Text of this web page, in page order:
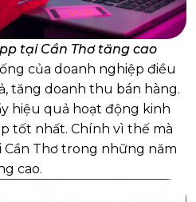
tại Cần Thơ tăng cao
của doanh nghiệp điều
tăng doanh thu bán hàng.
hiệu quả hoạt động kinh
tốt nhất. Chính vì thế mà
Thơ trong những năm
cao.